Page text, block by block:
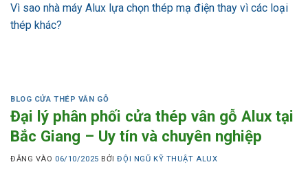
Vì sao nhà máy Alux lựa chọn thép mạ điện thay vì các loại
thép khác?
BLOG CỬA THÉP VÂN GỖ
Đại lý phân phối cửa thép vân gỗ Alux tại
Bắc Giang – Uy tín và chuyên nghiệp
ĐĂNG VÀO 06/10/2025 BỞIĐỘI NGŨ KỸ THUẬT ALUX